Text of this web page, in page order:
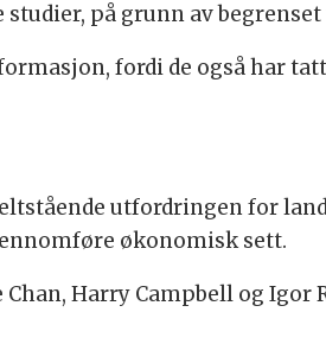
på grunn av
fordi de også har
utfordringen for
økonomisk sett.
Harry Campbell og Igor